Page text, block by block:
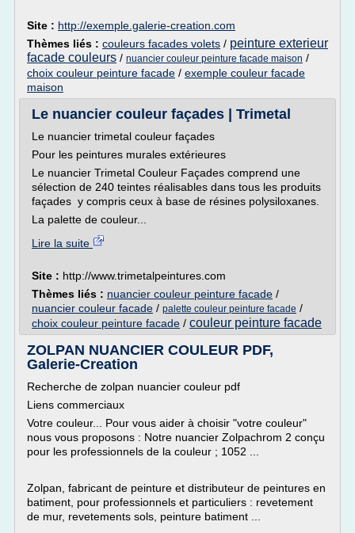
Site : http://exemple.galerie-creation.com
Thèmes liés : couleurs facades volets / peinture exterieur
facade couleurs / nuancier couleur peinture facade maison /
choix couleur peinture facade / exemple couleur facade
maison
Le nuancier couleur façades | Trimetal
Le nuancier trimetal couleur façades
Pour les peintures murales extérieures
Le nuancier Trimetal Couleur Façades comprend une
sélection de 240 teintes réalisables dans tous les produits
façades y compris ceux à base de résines polysiloxanes.
La palette de couleur...
Lire la suite
Site : http://www.trimetalpeintures.com
Thèmes liés : nuancier couleur peinture facade /
nuancier couleur facade / palette couleur peinture facade /
choix couleur peinture facade / couleur peinture facade
ZOLPAN NUANCIER COULEUR PDF,
Galerie-Creation
Recherche de zolpan nuancier couleur pdf
Liens commerciaux
Votre couleur... Pour vous aider à choisir "votre couleur"
nous vous proposons : Notre nuancier Zolpachrom 2 conçu
pour les professionnels de la couleur ; 1052 ...
Zolpan, fabricant de peinture et distributeur de peintures en
batiment, pour professionnels et particuliers : revetement
de mur, revetements sols, peinture batiment ...